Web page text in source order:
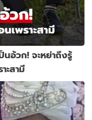
นอ้วก! จะหย่าถึงรู้
ะสามี